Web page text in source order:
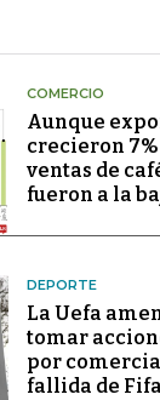
COMERCIO
Aunque
crecieron
ventas de
fueron a la
DEPORTE
La Uefa
tomar
por
fallida de Fifa